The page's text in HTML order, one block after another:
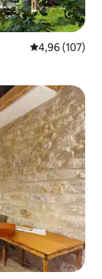
Átlagos
4,96 (107)